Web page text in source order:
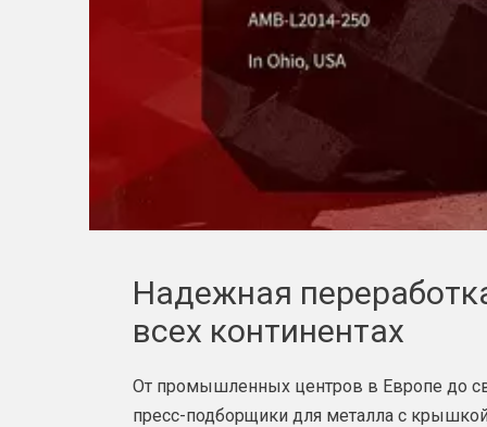
Надежная
всех континентах
От промышленных центров в Европе до
пресс-подборщики для металла с